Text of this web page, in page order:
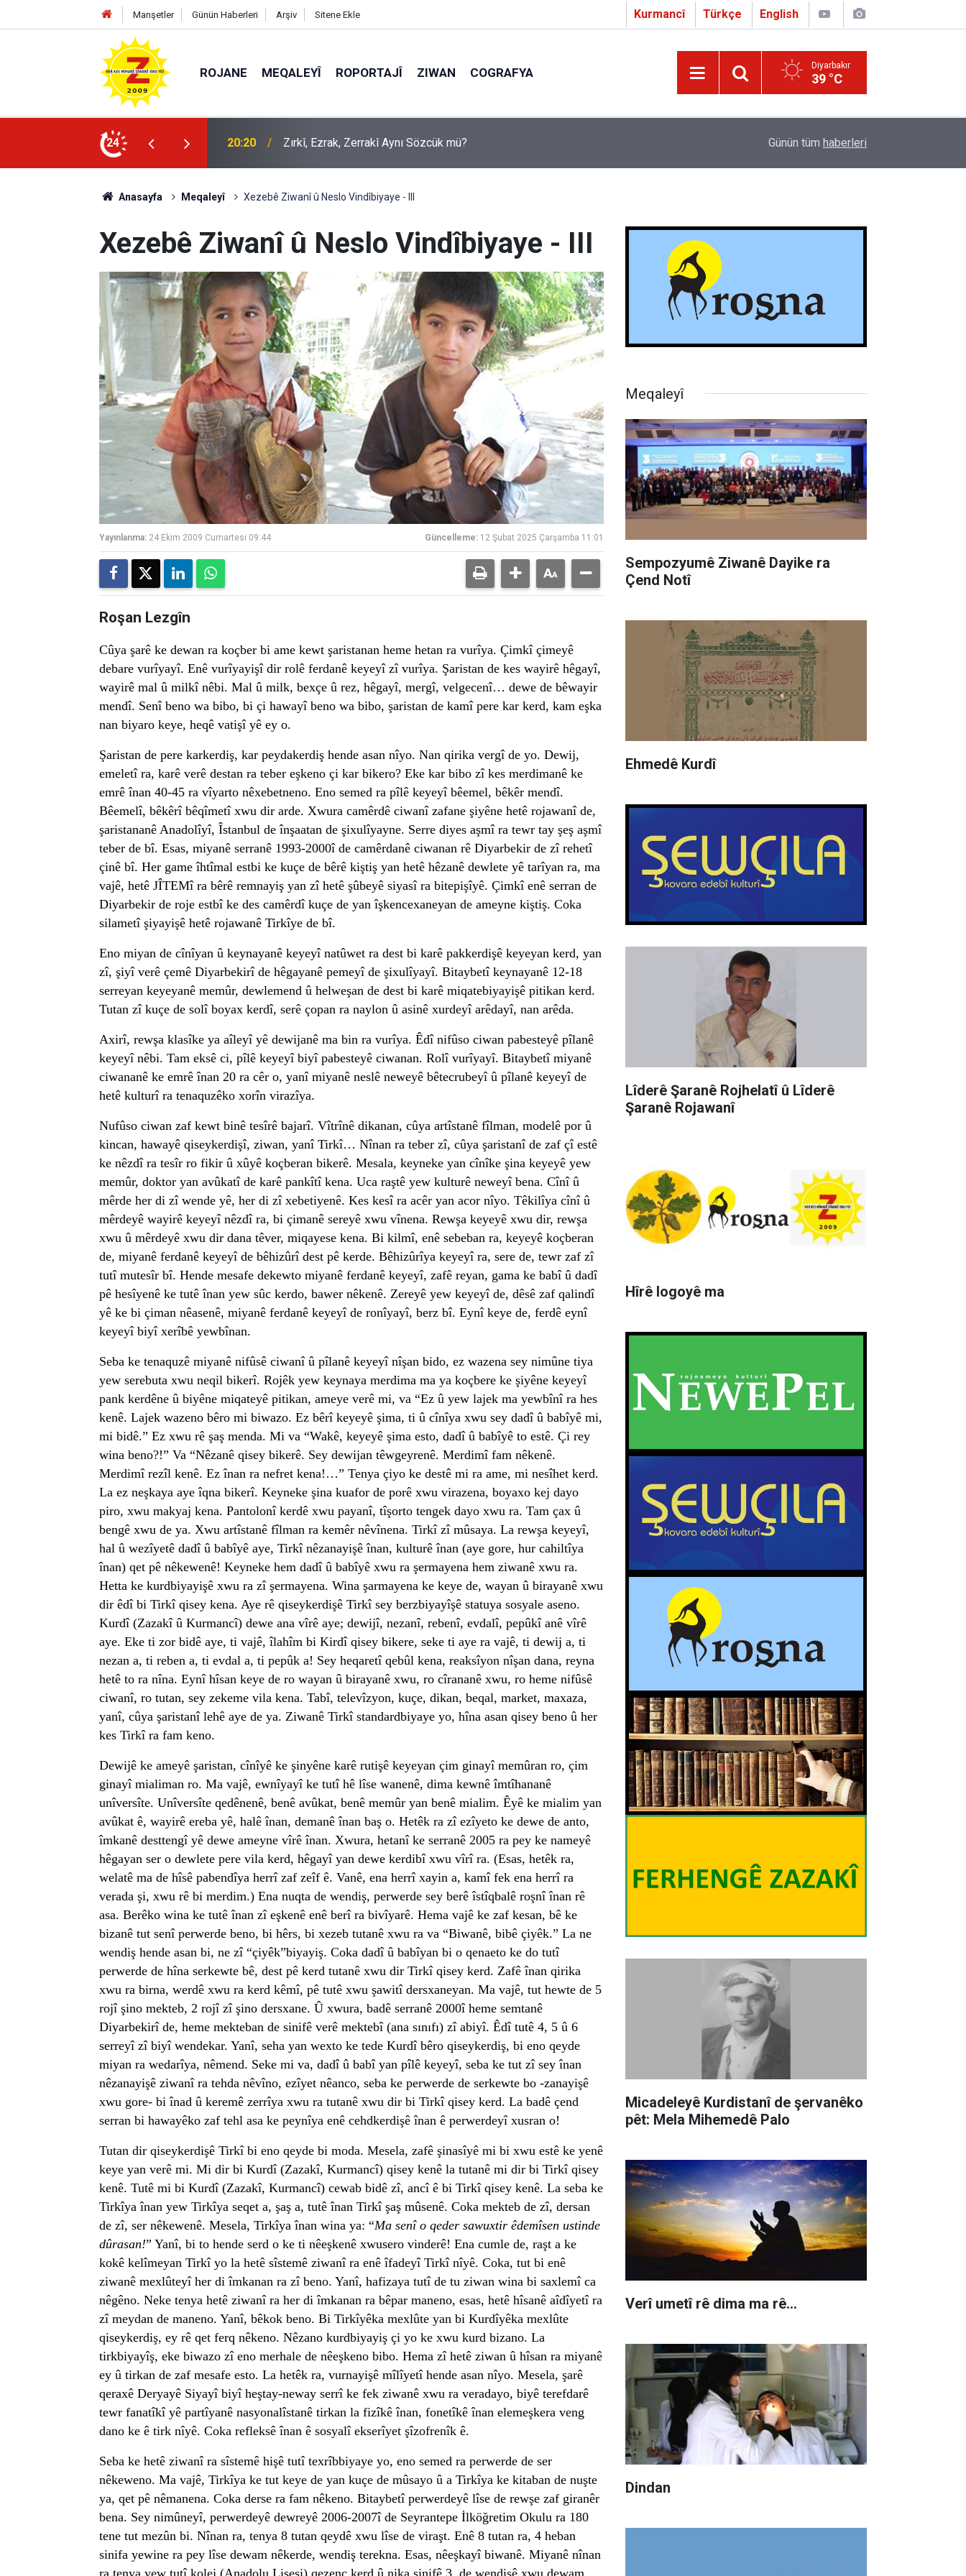
Manşetler Günün Haberleri Arşiv Sitene Ekle Kurmancî Türkçe English
ROJANE MEQALEYÎ ROPORTAJÎ ZIWAN COGRAFYA Diyarbakır
39 °C
24 09:56 Ji Zilma Partîzanan Nimûneyeka Piçûk Çapo 3. o Hîrakerde yê Ferhengê Zazakî-Tirkî
Günün tüm haberleri
Anasayfa Meqaleyî Xezebê Ziwanî û Neslo Vindîbiyaye - III
Xezebê Ziwanî û Neslo Vindîbiyaye - III
Yayınlanma: 24 Ekim 2009 Cumartesi 09:44 Güncelleme: 12 Şubat 2025 Çarşamba 11:01
Roşan Lezgîn
Cûya şarê ke dewan ra koçber bi ame kewt şaristanan heme hetan ra vurîya. Çimkî çimeyê
debare vurîyayî. Enê vurîyayişî dir rolê ferdanê keyeyî zî vurîya. Şaristan de kes wayirê hêgayî,
wayirê mal û milkî nêbi. Mal û milk, bexçe û rez, hêgayî, mergî, velgecenî… dewe de bêwayir
mendî. Senî beno wa bibo, bi çi hawayî beno wa bibo, şaristan de kamî pere kar kerd, kam eşka
nan biyaro keye, heqê vatişî yê ey o.
Şaristan de pere karkerdiş, kar peydakerdiş hende asan nîyo. Nan qirika vergî de yo. Dewij,
emeletî ra, karê verê destan ra teber eşkeno çi kar bikero? Eke kar bibo zî kes merdimanê ke
emrê înan 40-45 ra vîyarto nêxebetneno. Eno semed ra pîlê keyeyî bêemel, bêkêr mendî.
Bêemelî, bêkêrî bêqîmetî xwu dir arde. Xwura camêrdê ciwanî zafane şiyêne hetê rojawanî de,
şaristananê Anadolîyî, Îstanbul de înşaatan de şixulîyayne. Serre diyes aşmî ra tewr tay şeş aşmî
teber de bî. Esas, miyanê serranê 1993-2000î de camêrdanê ciwanan rê Diyarbekir de zî rehetî
çinê bî. Her game îhtîmal estbi ke kuçe de bêrê kiştiş yan hetê hêzanê dewlete yê tarîyan ra, ma
vajê, hetê JÎTEMî ra bêrê remnayiş yan zî hetê şûbeyê siyasî ra bitepişîyê. Çimkî enê serran de
Diyarbekir de roje estbî ke des camêrdî kuçe de yan îşkencexaneyan de ameyne kiştiş. Coka
silametî şiyayişê hetê rojawanê Tirkîye de bî.
Eno miyan de cînîyan û keynayanê keyeyî natûwet ra dest bi karê pakkerdişê keyeyan kerd, yan
zî, şiyî verê çemê Diyarbekirî de hêgayanê pemeyî de şixulîyayî. Bitaybetî keynayanê 12-18
serreyan keyeyanê memûr, dewlemend û helweşan de dest bi karê miqatebiyayişê pitikan kerd.
Tutan zî kuçe de solî boyax kerdî, serê çopan ra naylon û asinê xurdeyî arêdayî, nan arêda.
Axirî, rewşa klasîke ya aîleyî yê dewijanê ma bin ra vurîya. Êdî nifûso ciwan pabesteyê pîlanê
keyeyî nêbi. Tam eksê ci, pîlê keyeyî biyî pabesteyê ciwanan. Rolî vurîyayî. Bitaybetî miyanê
ciwananê ke emrê înan 20 ra cêr o, yanî miyanê neslê neweyê bêtecrubeyî û pîlanê keyeyî de
hetê kulturî ra tenaquzêko xorîn virazîya.
Nufûso ciwan zaf kewt binê tesîrê bajarî. Vîtrînê dikanan, cûya artîstanê fîlman, modelê por û
kincan, hawayê qiseykerdişî, ziwan, yanî Tirkî… Nînan ra teber zî, cûya şaristanî de zaf çî estê
ke nêzdî ra tesîr ro fikir û xûyê koçberan bikerê. Mesala, keyneke yan cînîke şina keyeyê yew
memûr, doktor yan avûkatî de karê pankîtî kena. Uca raştê yew kulturê neweyî bena. Cînî û
mêrde her di zî wende yê, her di zî xebetiyenê. Kes kesî ra acêr yan acor nîyo. Têkilîya cînî û
mêrdeyê wayirê keyeyî nêzdî ra, bi çimanê sereyê xwu vînena. Rewşa keyeyê xwu dir, rewşa
xwu û mêrdeyê xwu dir dana têver, miqayese kena. Bi kilmî, enê sebeban ra, keyeyê koçberan
de, miyanê ferdanê keyeyî de bêhizûrî dest pê kerde. Bêhizûrîya keyeyî ra, sere de, tewr zaf zî
tutî mutesîr bî. Hende mesafe dekewto miyanê ferdanê keyeyî, zafê reyan, gama ke babî û dadî
pê hesîyenê ke tutê înan yew sûc kerdo, bawer nêkenê. Zereyê yew keyeyî de, dêsê zaf qalindî
yê ke bi çiman nêasenê, miyanê ferdanê keyeyî de ronîyayî, berz bî. Eynî keye de, ferdê eynî
keyeyî biyî xerîbê yewbînan.
Seba ke tenaquzê miyanê nifûsê ciwanî û pîlanê keyeyî nîşan bido, ez wazena sey nimûne tiya
yew serebuta xwu neqil bikerî. Rojêk yew keynaya merdima ma ya koçbere ke şiyêne keyeyî
pank kerdêne û biyêne miqateyê pitikan, ameye verê mi, va “Ez û yew lajek ma yewbînî ra hes
kenê. Lajek wazeno bêro mi biwazo. Ez bêrî keyeyê şima, ti û cînîya xwu sey dadî û babîyê mi,
mi bidê.” Ez xwu rê şaş menda. Mi va “Wakê, keyeyê şima esto, dadî û babîyê to estê. Çi rey
wina beno?!” Va “Nêzanê qisey bikerê. Sey dewijan têwgeyrenê. Merdimî fam nêkenê.
Merdimî rezîl kenê. Ez înan ra nefret kena!…” Tenya çiyo ke destê mi ra ame, mi nesîhet kerd.
La ez neşkaya aye îqna bikerî. Keyneke şina kuafor de porê xwu virazena, boyaxo kej dayo
piro, xwu makyaj kena. Pantolonî kerdê xwu payanî, tîşorto tengek dayo xwu ra. Tam çax û
bengê xwu de ya. Xwu artîstanê fîlman ra kemêr nêvînena. Tirkî zî mûsaya. La rewşa keyeyî,
hal û wezîyetê dadî û babîyê aye, Tirkî nêzanayişê înan, kulturê înan (aye gore, hur cahiltîya
înan) qet pê nêkewenê! Keyneke hem dadî û babîyê xwu ra şermayena hem ziwanê xwu ra.
Hetta ke kurdbiyayişê xwu ra zî şermayena. Wina şarmayena ke keye de, wayan û birayanê xwu
dir êdî bi Tirkî qisey kena. Aye rê qiseykerdişê Tirkî sey berzbiyayîşê statuya sosyale aseno.
Kurdî (Zazakî û Kurmancî) dewe ana vîrê aye; dewijî, nezanî, rebenî, evdalî, pepûkî anê vîrê
aye. Eke ti zor bidê aye, ti vajê, îlahîm bi Kirdî qisey bikere, seke ti aye ra vajê, ti dewij a, ti
nezan a, ti reben a, ti evdal a, ti pepûk a! Sey heqaretî qebûl kena, reaksîyon nîşan dana, reyna
hetê to ra nîna. Eynî hîsan keye de ro wayan û birayanê xwu, ro cîrananê xwu, ro heme nifûsê
ciwanî, ro tutan, sey zekeme vila kena. Tabî, televîzyon, kuçe, dikan, beqal, market, maxaza,
yanî, cûya şaristanî lehê aye de ya. Ziwanê Tirkî standardbiyaye yo, hîna asan qisey beno û her
kes Tirkî ra fam keno.
Dewijê ke ameyê şaristan, cînîyê ke şinyêne karê rutişê keyeyan çim ginayî memûran ro, çim
ginayî mialiman ro. Ma vajê, ewnîyayî ke tutî hê lîse wanenê, dima kewnê îmtîhananê
unîversîte. Unîversîte qedênenê, benê avûkat, benê memûr yan benê mialim. Êyê ke mialim yan
avûkat ê, wayirê ereba yê, halê înan, demanê înan baş o. Hetêk ra zî ezîyeto ke dewe de anto,
îmkanê desttengî yê dewe ameyne vîrê înan. Xwura, hetanî ke serranê 2005 ra pey ke nameyê
hêgayan ser o dewlete pere vila kerd, hêgayî yan dewe kerdibî xwu vîrî ra. (Esas, hetêk ra,
welatê ma de hîsê pabendîya herrî zaf zeîf ê. Vanê, ena herrî xayin a, kamî fek ena herrî ra
verada şi, xwu rê bi merdim.) Ena nuqta de wendiş, perwerde sey berê îstîqbalê roşnî înan rê
asa. Berêko wina ke tutê înan zî eşkenê enê berî ra bivîyarê. Hema vajê ke zaf kesan, bê ke
bizanê tut senî perwerde beno, bi hêrs, bi xezeb tutanê xwu ra va “Biwanê, bibê çiyêk.” La ne
wendiş hende asan bi, ne zî “çiyêk”biyayiş. Coka dadî û babîyan bi o qenaeto ke do tutî
perwerde de hîna serkewte bê, dest pê kerd tutanê xwu dir Tirkî qisey kerd. Zafê înan qirika
xwu ra birna, werdê xwu ra kerd kêmî, pê tutê xwu şawitî dersxaneyan. Ma vajê, tut hewte de 5
rojî şino mekteb, 2 rojî zî şino dersxane. Û xwura, badê serranê 2000î heme semtanê
Diyarbekirî de, heme mekteban de sinifê verê mektebî (ana sınıfı) zî abiyî. Êdî tutê 4, 5 û 6
serreyî zî biyî wendekar. Yanî, seha yan wexto ke tede Kurdî bêro qiseykerdiş, bi eno qeyde
miyan ra wedarîya, nêmend. Seke mi va, dadî û babî yan pîlê keyeyî, seba ke tut zî sey înan
nêzanayişê ziwanî ra tehda nêvîno, ezîyet nêanco, seba ke perwerde de serkewte bo -zanayişê
xwu gore- bi înad û keremê zerrîya xwu ra tutanê xwu dir bi Tirkî qisey kerd. La badê çend
serran bi hawayêko zaf tehl asa ke peynîya enê cehdkerdişê înan ê perwerdeyî xusran o!
Tutan dir qiseykerdişê Tirkî bi eno qeyde bi moda. Mesela, zafê şinasîyê mi bi xwu estê ke yenê
keye yan verê mi. Mi dir bi Kurdî (Zazakî, Kurmancî) qisey kenê la tutanê mi dir bi Tirkî qisey
kenê. Tutê mi bi Kurdî (Zazakî, Kurmancî) cewab bidê zî, ancî ê bi Tirkî qisey kenê. La seba ke
Tirkîya înan yew Tirkîya seqet a, şaş a, tutê înan Tirkî şaş mûsenê. Coka mekteb de zî, dersan
de zî, ser nêkewenê. Mesela, Tirkîya înan wina ya: “Ma senî o qeder sawuxtir êdemîsen ustinde
dûrasan!” Yanî, bi to hende serd o ke ti nêeşkenê xwusero vinderê! Ena cumle de, raşt a ke
kokê kelîmeyan Tirkî yo la hetê sîstemê ziwanî ra enê îfadeyî Tirkî nîyê. Coka, tut bi enê
ziwanê mexlûteyî her di îmkanan ra zî beno. Yanî, hafizaya tutî de tu ziwan wina bi saxlemî ca
nêgêno. Neke tenya hetê ziwanî ra her di îmkanan ra bêpar maneno, esas, hetê hîsanê aîdîyetî ra
zî meydan de maneno. Yanî, bêkok beno. Bi Tirkîyêka mexlûte yan bi Kurdîyêka mexlûte
qiseykerdiş, ey rê qet ferq nêkeno. Nêzano kurdbiyayiş çi yo ke xwu kurd bizano. La
tirkbiyayîş, eke biwazo zî eno merhale de nêeşkeno bibo. Hema zî hetê ziwan û hîsan ra miyanê
ey û tirkan de zaf mesafe esto. La hetêk ra, vurnayişê mîlîyetî hende asan nîyo. Mesela, şarê
qeraxê Deryayê Siyayî biyî heştay-neway serrî ke fek ziwanê xwu ra veradayo, biyê terefdarê
tewr fanatîkî yê partîyanê nasyonalîstanê tirkan la fizîkê înan, fonetîkê înan elemeşkera veng
dano ke ê tirk nîyê. Coka refleksê înan ê sosyalî ekserîyet şîzofrenîk ê.
Seba ke hetê ziwanî ra sîstemê hişê tutî texrîbbiyaye yo, eno semed ra perwerde de ser
nêkeweno. Ma vajê, Tirkîya ke tut keye de yan kuçe de mûsayo û a Tirkîya ke kitaban de nuşte
ya, qet pê nêmanena. Coka derse ra fam nêkeno. Bitaybetî perwerdeyê lîse de rewşe zaf giranêr
bena. Sey nimûneyî, perwerdeyê dewreyê 2006-2007î de Seyrantepe İlköğretim Okulu ra 180
tene tut mezûn bi. Nînan ra, tenya 8 tutan qeydê xwu lîse de viraşt. Enê 8 tutan ra, 4 heban
sinifa yewine ra pey lîse dewam nêkerde, wendiş terekna. Esas, nêeşkayî biwanê. Miyanê nînan
ra tenya yew tutî kolej (Anadolu Lisesi) qezenc kerd û nika sinifê 3. de wendişê xwu dewam
Meqaleyî
Sempozyumê Ziwanê Dayike ra
Çend Notî
Ehmedê Kurdî
Lîderê Şaranê Rojhelatî û Lîderê
Şaranê Rojawanî
Hîrê logoyê ma
Micadeleyê Kurdistanî de şervanêko
pêt: Mela Mihemedê Palo
Verî umetî rê dima ma rê…
Dindan